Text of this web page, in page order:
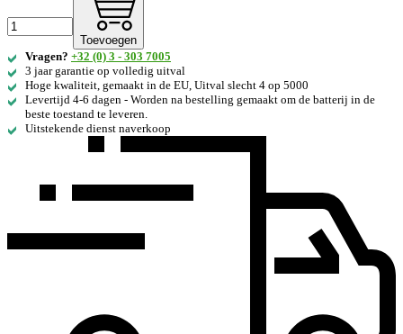
Toevoegen
Vragen? +32 (0) 3 - 303 7005
3 jaar garantie op volledig uitval
Hoge kwaliteit, gemaakt in de EU, Uitval slecht 4 op 5000
Levertijd 4-6 dagen - Worden na bestelling gemaakt om de batterij in de
beste toestand te leveren.
Uitstekende dienst naverkoop